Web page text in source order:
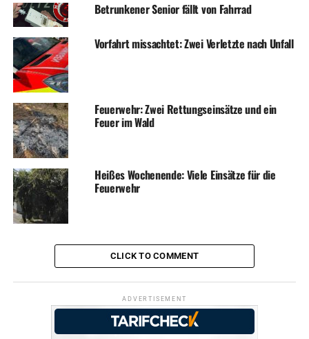
Betrunkener Senior fällt von Fahrrad
Vorfahrt missachtet: Zwei Verletzte nach Unfall
Feuerwehr: Zwei Rettungseinsätze und ein
Feuer im Wald
Heißes Wochenende: Viele Einsätze für die
Feuerwehr
CLICK TO COMMENT
ADVERTISEMENT